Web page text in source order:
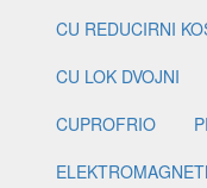
CU REDUCIRNI
CU LOK DVOJNI
CUPROFRIO